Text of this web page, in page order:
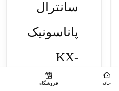
سانترال
پاناسونیک
KX-
AT7730X
خانه فروشگاه